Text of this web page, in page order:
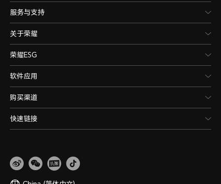
服务与支持
关于荣耀
荣耀ESG
软件应用
购买渠道
快速链接